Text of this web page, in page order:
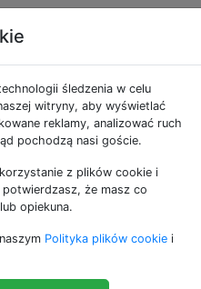
o
dyskowej
śledzenia w celu
witryny, aby wyświetlać
reklamy, analizować ruch
pochodzą nasi goście.
z plików cookie i
że masz co
opiekuna.
Polityka plików cookie i